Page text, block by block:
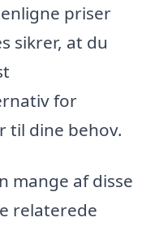
priser
sikrer, at du
for
til dine behov.
mange af disse
relaterede